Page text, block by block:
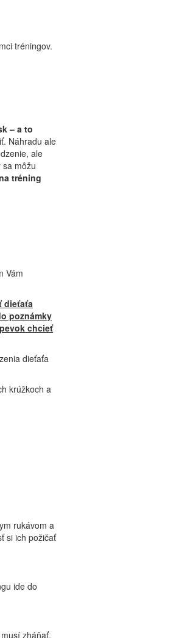
tréningov.
– a to
Náhradu ale
ale
môžu
tréning
Vám
dieťaťa
poznámky
chcieť
dieťaťa
krúžkoch a
rukávom a
si ich požičať
ide do
zháňať.